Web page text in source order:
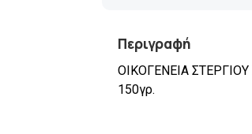
Περιγραφή
ΟΙΚΟΓΕΝΕΙΑ ΣΤΕΡΓΙΟΥ
150γρ.